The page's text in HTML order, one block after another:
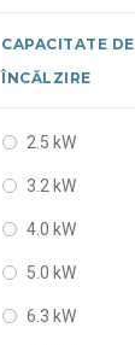
14.0 kW
CAPACITATE DE
ÎNCĂLZIRE
2.5 kW
3.2 kW
4.0 kW
5.0 kW
6.3 kW